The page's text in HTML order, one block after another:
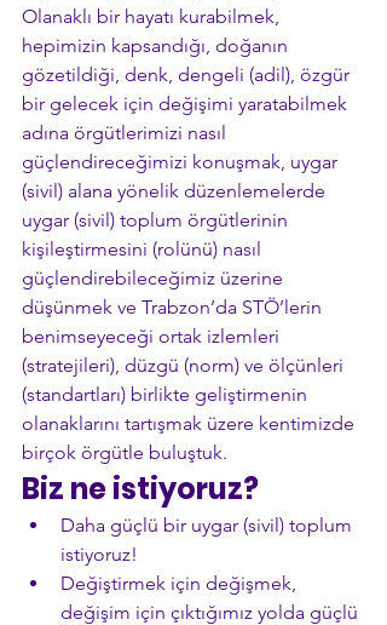
Olanaklı bir hayatı kurabilmek,
hepimizin kapsandığı, doğanın
gözetildiği, denk, dengeli (adil), özgür
bir gelecek için değişimi yaratabilmek
adına örgütlerimizi nasıl
güçlendireceğimizi konuşmak, uygar
(sivil) alana yönelik düzenlemelerde
uygar (sivil) toplum örgütlerinin
kişileştirmesini (rolünü) nasıl
güçlendirebileceğimiz üzerine
düşünmek ve Trabzon’da STÖ’lerin
benimseyeceği ortak izlemleri
(stratejileri), düzgü (norm) ve ölçünleri
(standartları) birlikte geliştirmenin
olanaklarını tartışmak üzere kentimizde
birçok örgütle buluştuk.
Biz ne istiyoruz?
Daha güçlü bir uygar (sivil) toplum
istiyoruz!
Değiştirmek için değişmek,
değişim için çıktığımız yolda güçlü